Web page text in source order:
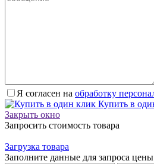
Я согласен на обработку
Купить в
Закрыть окно
Запросить стоимость товара
Загрузка товара
Заполните данные для запроса цены